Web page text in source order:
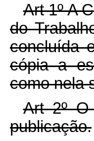
Art 1º A
do
concluída
cópia a
como nela
Art 2º
publicação.